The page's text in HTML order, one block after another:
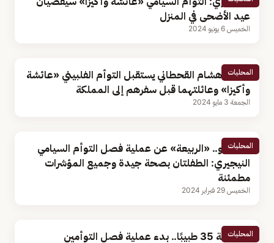
عيد الأضحى في المنزل
الخميس 6 يونيو 2024
المحليات
السفير هشام القحطاني يستقبل التوأم الفلبيني «عائشة
وأكيزا» وعائلتهما قبل سفرهم إلى المملكة
الجمعة 3 مايو 2024
المحليات
بالفيديو.. «الربيعة» عن عملية فصل التوأم السيامي
النيجيري: الطفلتان بصحة جيدة وجميع المؤشرات
مطمئنة
الخميس 29 فبراير 2024
المحليات
بمشاركة 35 طبيبًا.. بدء عملية فصل التوأمين